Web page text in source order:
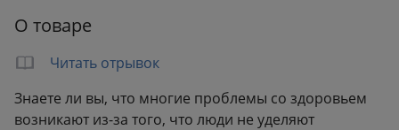
Переплет: Мягкий переплёт
Формат: 138x211 мм
О товаре
Читать отрывок
Знаете ли вы, что многие проблемы со здоровьем
возникают из-за того, что люди не уделяют